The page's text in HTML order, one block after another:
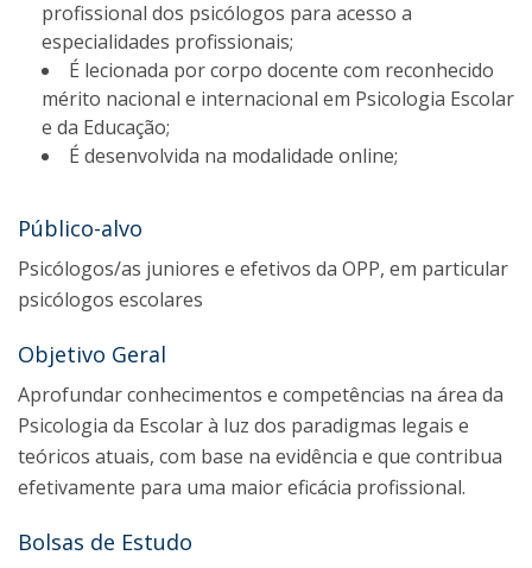
profissional dos psicólogos para acesso a
especialidades profissionais;
É lecionada por corpo docente com reconhecido
mérito nacional e internacional em Psicologia Escolar
e da Educação;
É desenvolvida na modalidade online;
Público-alvo
Psicólogos/as juniores e efetivos da OPP, em particular
psicólogos escolares
Objetivo Geral
Aprofundar conhecimentos e competências na área da
Psicologia da Escolar à luz dos paradigmas legais e
teóricos atuais, com base na evidência e que contribua
efetivamente para uma maior eficácia profissional.
Bolsas de Estudo